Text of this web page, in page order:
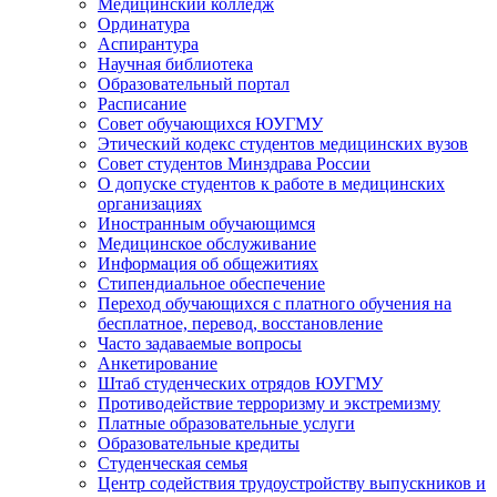
Медицинский колледж
Ординатура
Аспирантура
Научная библиотека
Образовательный портал
Расписание
Совет обучающихся ЮУГМУ
Этический кодекс студентов медицинских вузов
Совет студентов Минздрава России
О допуске студентов к работе в медицинских
организациях
Иностранным обучающимся
Медицинское обслуживание
Информация об общежитиях
Стипендиальное обеспечение
Переход обучающихся с платного обучения на
бесплатное, перевод, восстановление
Часто задаваемые вопросы
Анкетирование
Штаб студенческих отрядов ЮУГМУ
Противодействие терроризму и экстремизму
Платные образовательные услуги
Образовательные кредиты
Студенческая семья
Центр содействия трудоустройству выпускников и